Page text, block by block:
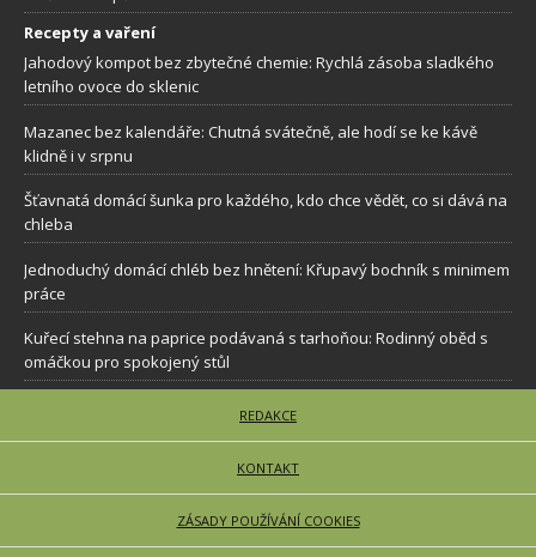
Recepty a vaření
Jahodový kompot bez zbytečné chemie: Rychlá zásoba sladkého
letního ovoce do sklenic
Mazanec bez kalendáře: Chutná svátečně, ale hodí se ke kávě
klidně i v srpnu
Šťavnatá domácí šunka pro každého, kdo chce vědět, co si dává na
chleba
Jednoduchý domácí chléb bez hnětení: Křupavý bochník s minimem
práce
Kuřecí stehna na paprice podávaná s tarhoňou: Rodinný oběd s
omáčkou pro spokojený stůl
REDAKCE
KONTAKT
ZÁSADY POUŽÍVÁNÍ COOKIES